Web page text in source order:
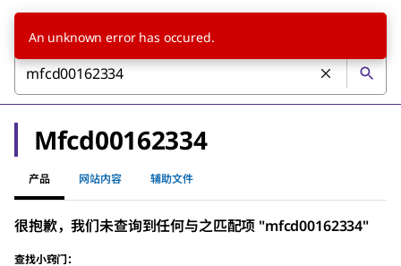
Mfcd00162334
产品 网站内容 辅助文件
很抱歉，我们未查询到任何与之匹配项 "mfcd00162334"
查找小窍门：
An unknown error has occured.